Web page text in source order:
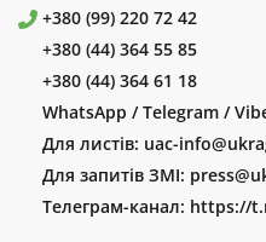
+380 (99) 220 72 42
+380 (44) 364 55 85
+380 (44) 364 61 18
WhatsApp / Telegram /
Для листів: uac-
Для запитів ЗМІ:
Телеграм-канал: https://